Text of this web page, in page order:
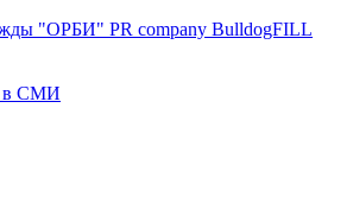
"ОРБИ" PR company BulldogFILL
в СМИ